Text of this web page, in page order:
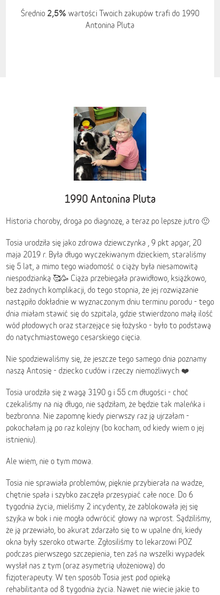
Średnio 2,5% wartości Twoich zakupów trafi do 1990
Antonina Pluta
1990 Antonina Pluta
Historia choroby, droga po diagnozę, a teraz po lepsze jutro 🙂
Tosia urodziła się jako zdrowa dziewczynka , 9 pkt apgar, 20
maja 2019 r. Była długo wyczekiwanym dzieckiem, staraliśmy
się 5 lat, a mimo tego wiadomość o ciąży była niesamowitą
niespodzianką 🥰🥳 Ciąża przebiegała prawidłowo, książkowo,
bez żadnych komplikacji, do tego stopnia, że jej rozwiązanie
nastąpiło dokładnie w wyznaczonym dniu terminu porodu - tego
dnia miałam stawić się do szpitala, gdzie stwierdzono małą ilość
wód płodowych oraz starzejące się łożysko - było to podstawą
do natychmiastowego cesarskiego cięcia.
Nie spodziewaliśmy się, że jeszcze tego samego dnia poznamy
naszą Antosię - dziecko cudów i rzeczy niemożliwych ❤️
Tosia urodziła się z wagą 3190 g i 55 cm długości - choć
czekaliśmy na nią długo, nie sądziłam, że będzie tak maleńka i
bezbronna. Nie zapomnę kiedy pierwszy raz ją ujrzałam -
pokochałam ją po raz kolejny (bo kocham, od kiedy wiem o jej
istnieniu).
Ale wiem, nie o tym mowa.
Tosia nie sprawiała problemów, pięknie przybierała na wadze,
chętnie spała i szybko zaczęła przesypiać całe noce. Do 6
tygodnia życia, mieliśmy 2 incydenty, że zablokowała jej się
szyjka w bok i nie mogła odwrócić głowy na wprost. Sądziliśmy,
że ją przewiało, bo akurat zdarzało się to w upalne dni, kiedy
okna były szeroko otwarte. Zgłosiliśmy to lekarzowi POZ
podczas pierwszego szczepienia, ten zaś na wszelki wypadek
wysłał nas z tym (oraz asymetrią ułożeniową) do
fizjoterapeuty. W ten sposób Tosia jest pod opieką
rehabilitanta od 8 tygodnia życia. Nawet nie wiecie jakie to